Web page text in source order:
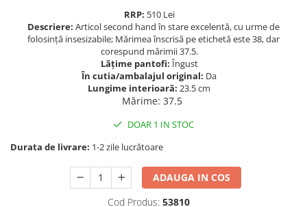
RRP: 510 Lei
Descriere: Articol second hand în stare excelentă, cu urme de
folosință insesizabile; Mărimea înscrisă pe etichetă este 38, dar
corespund mărimii 37.5.
Lățime pantofi: Îngust
În cutia/ambalajul original: Da
Lungime interioară: 23.5 cm
Mărime: 37.5
DOAR 1 IN STOC
Durata de livrare: 1-2 zile lucrătoare
ADAUGA IN COS
Cod Produs: 53810